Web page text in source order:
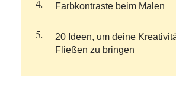
Farbkontraste beim Malen
20 Ideen, um deine
Fließen zu bringen